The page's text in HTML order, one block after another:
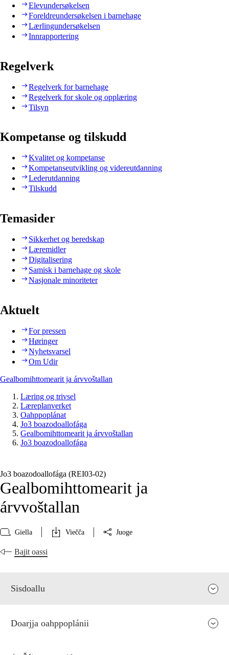
Elevundersøkelsen
Foreldreundersøkelsen i barnehage
Lærlingundersøkelsen
Innrapportering
Regelverk
Regelverk for barnehage
Regelverk for skole og opplæring
Tilsyn
Kompetanse og tilskudd
Kvalitet og kompetanse
Kompetanseutvikling og videreutdanning
Lederutdanning
Tilskudd
Temasider
Sikkerhet og beredskap
Læremidler
Digitalisering
Samisk i barnehage og skole
Nasjonale minoriteter
Aktuelt
For pressen
Høringer
Nyhetsvarsel
Om Udir
Gealbomihttomearit ja árvvoštallan
Læring og trivsel
Læreplanverket
Oahppoplánat
Jo3 boazodoallofága
Gealbomihttomearit ja árvvoštallan
Jo3 boazodoallofága
Jo3 boazodoallofága (REI03‑02)
Gealbomihttomearit ja
árvvoštallan
Giella Viečča Juoge
Bajit oassi
Sisdoallu
Doarjja oahppoplánii